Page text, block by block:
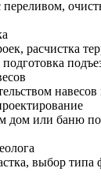
расчистка
подготовка
навесов
дом или баню
выбор типа